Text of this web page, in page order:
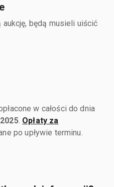
będą musieli uiścić
w całości do dnia
. Opłaty za
po upływie terminu.